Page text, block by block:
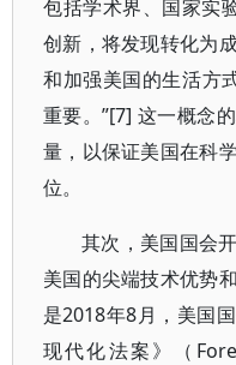
包括学术界、国家实
创新，将发现转化为
和加强美国的生活方
重要。”[7] 这一概念
量，以保证美国在科
位。
其次，美国国会
美国的尖端技术优势
是2018年8月，美国
现代化法案》（